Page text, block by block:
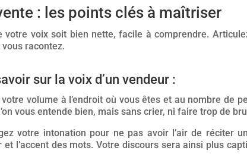
: les points clés à maîtriser
votre voix soit bien nette, facile à comprendre.
racontez.
sur la voix d’un vendeur :
volume à l’endroit où vous êtes et au nombre de
vous entende bien, mais sans crier, ni faire trop de
votre intonation pour ne pas avoir l’air de réciter
et l’accent des mots. Votre discours sera ainsi plus